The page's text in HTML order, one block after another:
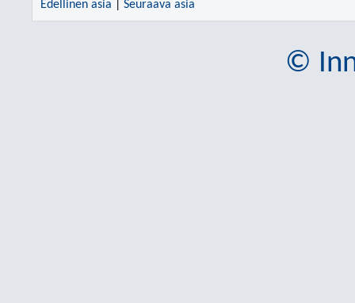
Edellinen asia Seuraava asia
©